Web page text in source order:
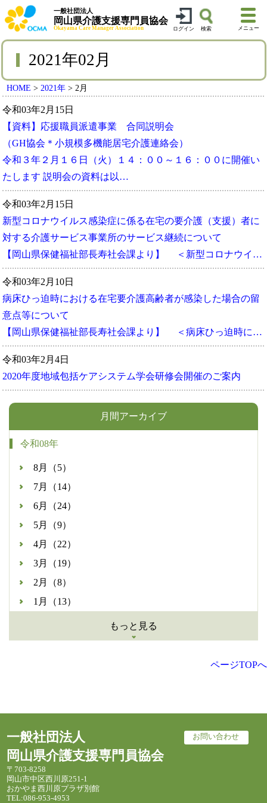
一般社団法人
岡山県介護支援専門員協会
Okayama Care Manager Association ログイン 検索 メニュー
2021年02月
HOME > 2021年 > 2月
令和03年2月15日
【資料】応援職員派遣事業 合同説明会
（GH協会＊小規模多機能居宅介護連絡会）
令和３年２月１６日（火）１４：００～１６：００に開催い
たします 説明会の資料は以…
令和03年2月15日
新型コロナウイルス感染症に係る在宅の要介護（支援）者に
対する介護サービス事業所のサービス継続について
【岡山県保健福祉部長寿社会課より】 ＜新型コロナウイ…
令和03年2月10日
病床ひっ迫時における在宅要介護高齢者が感染した場合の留
意点等について
【岡山県保健福祉部長寿社会課より】 ＜病床ひっ迫時に…
令和03年2月4日
2020年度地域包括ケアシステム学会研修会開催のご案内
月間アーカイブ
令和08年
8月（5）
7月（14）
6月（24）
5月（9）
4月（22）
3月（19）
2月（8）
1月（13）
もっと見る
ページTOPへ
一般社団法人
岡山県介護支援専門員協会
〒703-8258
岡山市中区西川原251-1
おかやま西川原プラザ別館
TEL:086-953-4953
お問い合わせ